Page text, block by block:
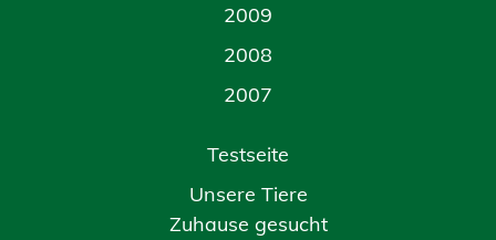
2009
2008
2007
Testseite
Unsere Tiere
Zuhause gesucht